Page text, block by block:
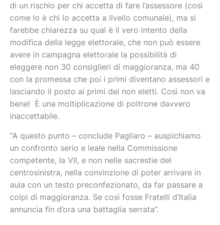
di un rischio per chi accetta di fare l’assessore (così
come lo è chi lo accetta a livello comunale), ma si
farebbe chiarezza su qual è il vero intento della
modifica della legge elettorale, che non può essere
avere in campagna elettorale la possibilità di
eleggere non 30 consiglieri di maggioranza, ma 40
con la promessa che poi i primi diventano assessori e
lasciando il posto ai primi dei non eletti. Così non va
bene! È una moltiplicazione di poltrone davvero
inaccettabile.
“A questo punto – conclude Pagliaro – auspichiamo
un confronto serio e leale nella Commissione
competente, la VII, e non nelle sacrestie del
centrosinistra, nella convinzione di poter arrivare in
aula con un testo preconfezionato, da far passare a
colpi di maggioranza. Se così fosse Fratelli d’Italia
annuncia fin d’ora una battaglia serrata”.